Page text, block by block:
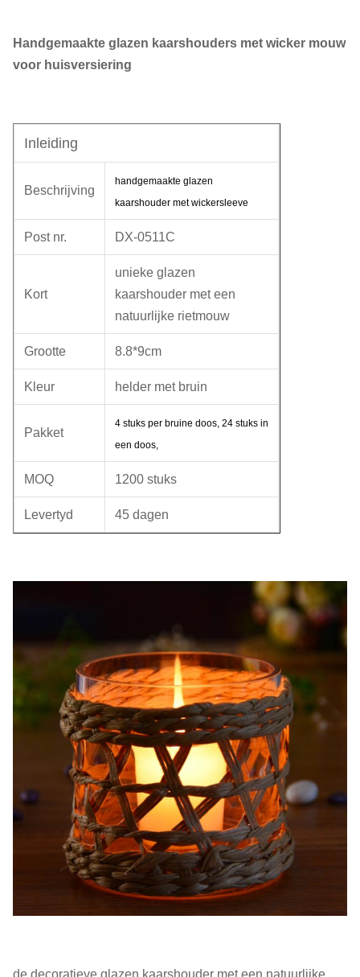
Handgemaakte glazen kaarshouders met wicker mouw
voor huisversiering
Inleiding
Beschrijving
handgemaakte glazen
kaarshouder met wickersleeve
Post nr. DX-0511C
Kort
unieke glazen
kaarshouder met een
natuurlijke rietmouw
Grootte 8.8*9cm
Kleur helder met bruin
Pakket
4 stuks per bruine doos, 24 stuks in
een doos,
MOQ 1200 stuks
Levertyd 45 dagen
de decoratieve glazen kaarshouder met een natuurlijke